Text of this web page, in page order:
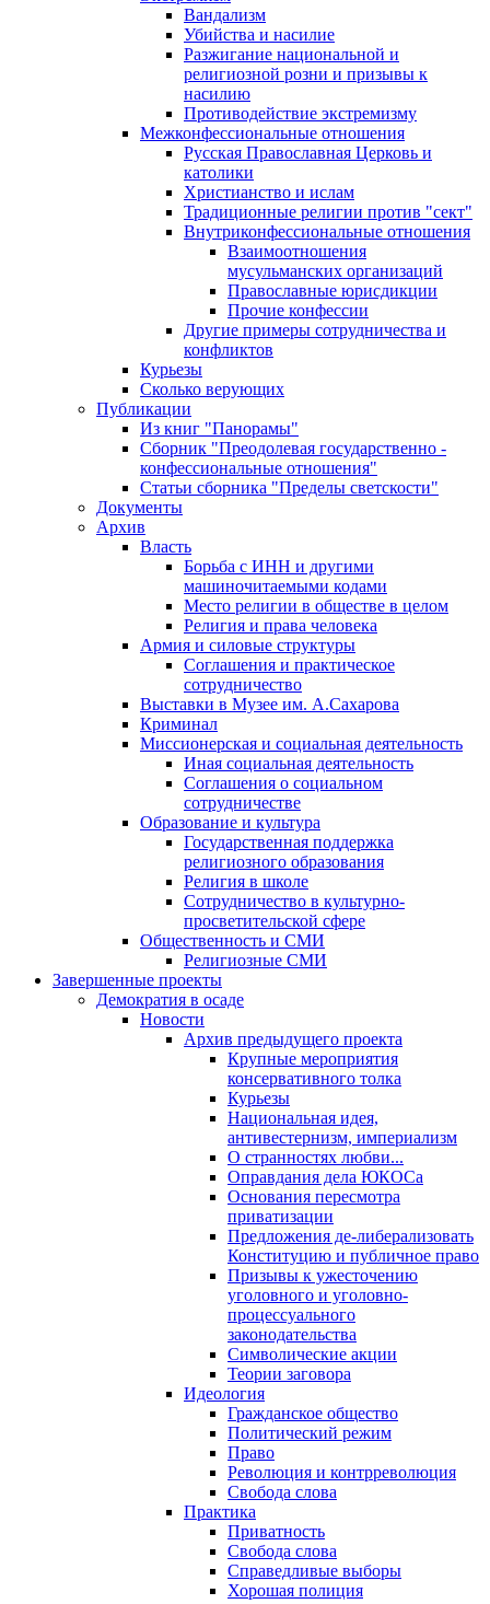
Вандализм
Убийства и насилие
Разжигание национальной и
религиозной розни и призывы к
насилию
Противодействие экстремизму
Межконфессиональные отношения
Русская Православная Церковь и
католики
Христианство и ислам
Традиционные религии против "сект"
Внутриконфессиональные отношения
Взаимоотношения
мусульманских организаций
Православные юрисдикции
Прочие конфессии
Другие примеры сотрудничества и
конфликтов
Курьезы
Сколько верующих
Публикации
Из книг "Панорамы"
Сборник "Преодолевая государственно -
конфессиональные отношения"
Статьи сборника "Пределы светскости"
Документы
Архив
Власть
Борьба с ИНН и другими
машиночитаемыми кодами
Место религии в обществе в целом
Религия и права человека
Армия и силовые структуры
Соглашения и практическое
сотрудничество
Выставки в Музее им. А.Сахарова
Криминал
Миссионерская и социальная деятельность
Иная социальная деятельность
Соглашения о социальном
сотрудничестве
Образование и культура
Государственная поддержка
религиозного образования
Религия в школе
Сотрудничество в культурно-
просветительской сфере
Общественность и СМИ
Религиозные СМИ
Завершенные проекты
Демократия в осаде
Новости
Архив предыдущего проекта
Крупные мероприятия
консервативного толка
Курьезы
Национальная идея,
антивестернизм, империализм
О странностях любви...
Оправдания дела ЮКОСа
Основания пересмотра
приватизации
Предложения де-либерализовать
Конституцию и публичное право
Призывы к ужесточению
уголовного и уголовно-
процессуального
законодательства
Символические акции
Теории заговора
Идеология
Гражданское общество
Политический режим
Право
Революция и контрреволюция
Свобода слова
Практика
Приватность
Свобода слова
Справедливые выборы
Хорошая полиция